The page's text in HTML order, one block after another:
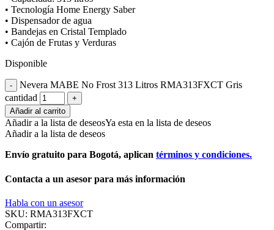
• Tecnología Home Energy Saber
• Dispensador de agua
• Bandejas en Cristal Templado
• Cajón de Frutas y Verduras
Disponible
Nevera MABE No Frost 313 Litros RMA313FXCT Gris
cantidad
Añadir al carrito
Añadir a la lista de deseosYa esta en la lista de deseos
Añadir a la lista de deseos
Envío gratuito para Bogotá, aplican términos y condiciones.
Contacta a un asesor para más información
Habla con un asesor
SKU: RMA313FXCT
Compartir: